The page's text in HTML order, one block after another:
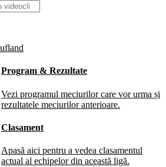
Program & Rezultate
Vezi programul meciurilor care vor urma și
rezultatele meciurilor anterioare.
Clasament
Apasă aici pentru a vedea clasamentul
actual al echipelor din această ligă.